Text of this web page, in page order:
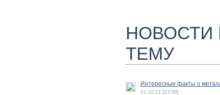
ТЕМУ
Интересные факты о
21.10.21 [23:59]